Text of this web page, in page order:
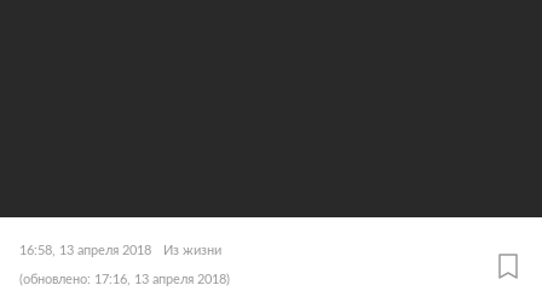
16:58, 13 апреля 2018 Из жизни
(обновлено: 17:16, 13 апреля 2018)